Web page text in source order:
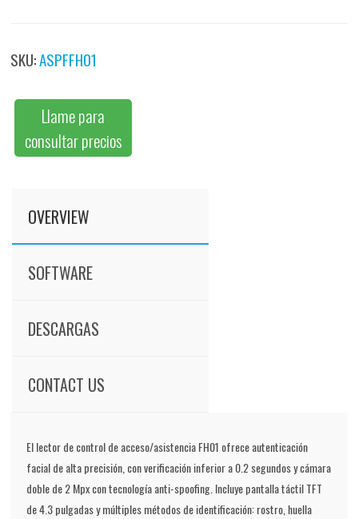
SKU:ASPFFH01
Llame para
consultar precios
OVERVIEW
SOFTWARE
DESCARGAS
CONTACT US
El lector de control de acceso/asistencia FH01 ofrece autenticación
facial de alta precisión, con verificación inferior a 0.2 segundos y cámara
doble de 2 Mpx con tecnología anti-spoofing. Incluye pantalla táctil TFT
de 4.3 pulgadas y múltiples métodos de identificación: rostro, huella